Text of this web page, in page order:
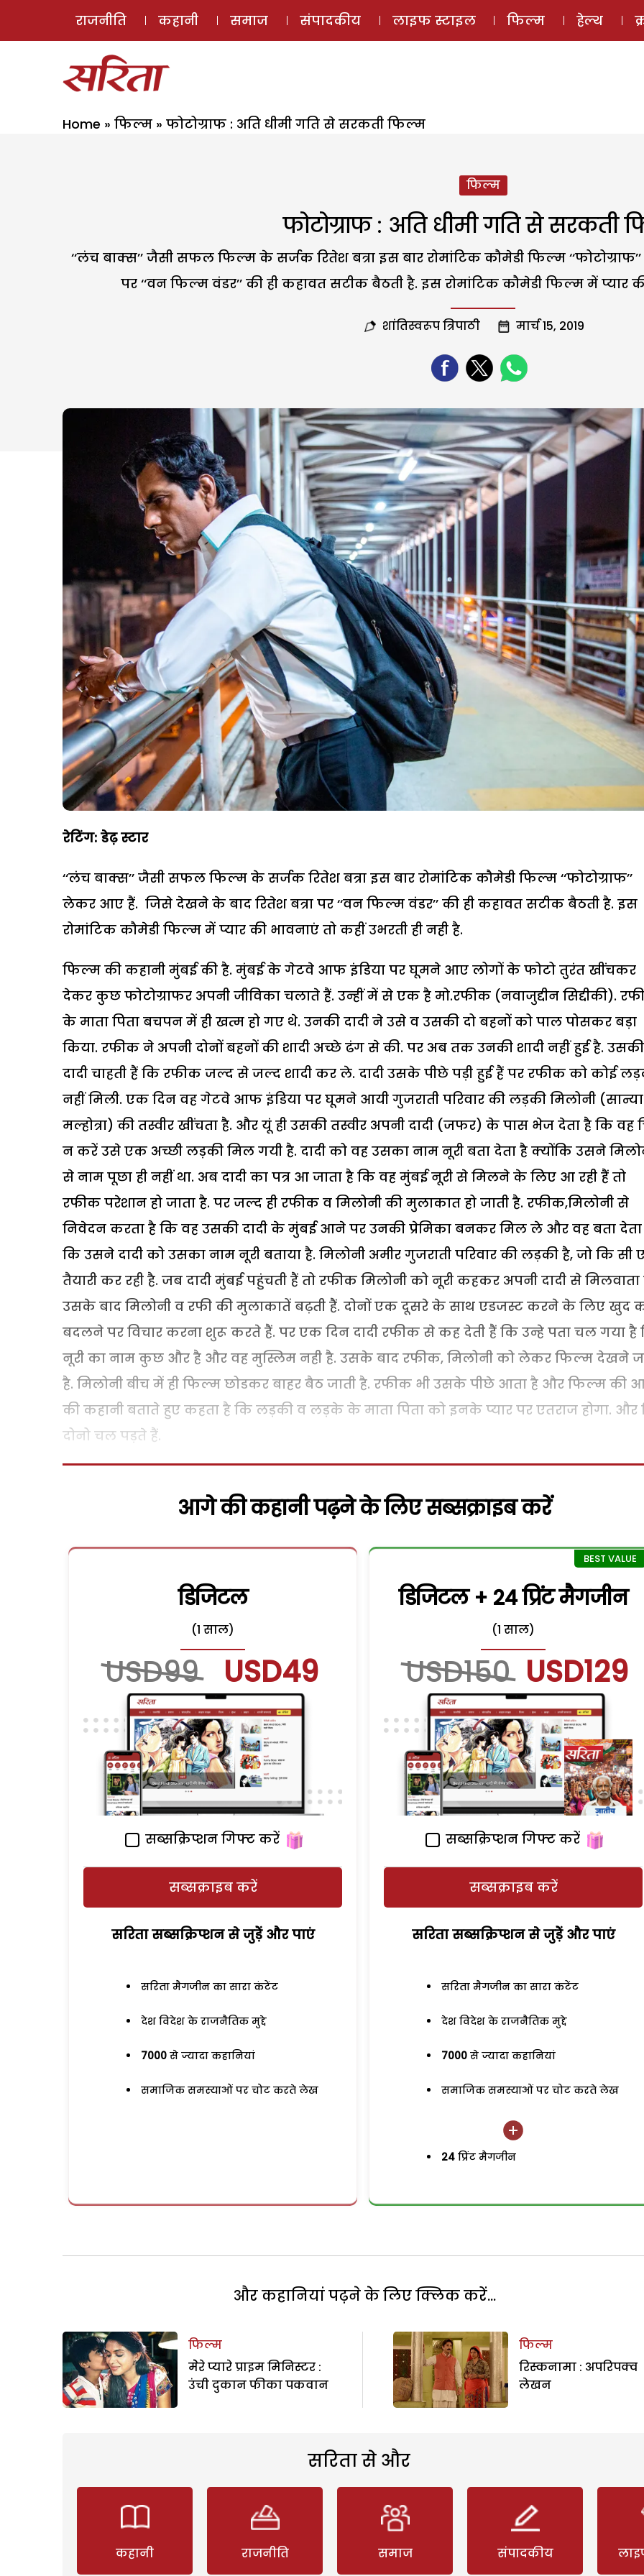
ई-मैगज़ीन
राजनीति कहानी समाज संपादकीय लाइफ स्टाइल फिल्म हेल्थ
Home » फिल्म » फोटोग्राफ : अति धीमी गति से सरकती फिल्म
फिल्म
फोटोग्राफ : अति धीमी गति से सरकती
‘‘लंच बाक्स’’ जैसी सफल फिल्म के सर्जक रितेश बत्रा इस बार रोमांटिक कौमेडी फिल्म
पर ‘‘वन फिल्म वंडर’’ की ही कहावत सटीक बैठती है. इस रोमांटिक कौमेडी फिल्म में प्यार
शांतिस्वरूप त्रिपाठी मार्च 15, 2019
रेटिंग: डेढ़ स्टार
‘‘लंच बाक्स’’ जैसी सफल फिल्म के सर्जक रितेश बत्रा इस बार रोमांटिक कौमेडी फिल्म ‘‘फोटोग्राफ’’
लेकर आए हैं. जिसे देखने के बाद रितेश बत्रा पर ‘‘वन फिल्म वंडर’’ की ही कहावत सटीक बैठती है. इस
रोमांटिक कौमेडी फिल्म में प्यार की भावनाएं तो कहीं उभरती ही नही है.
फिल्म की कहानी मुंबई की है. मुंबई के गेटवे आफ इंडिया पर घूमने आए लोगों के फोटो तुरंत खींचकर
देकर कुछ फोटोग्राफर अपनी जीविका चलाते हैं. उन्हीं में से एक है मो.रफीक (नवाजुद्दीन सिद्दीकी).
के माता पिता बचपन में ही खत्म हो गए थे. उनकी दादी ने उसे व उसकी दो बहनों को पाल पोसकर बड़ा
किया. रफीक ने अपनी दोनों बहनों की शादी अच्छे ढंग से की. पर अब तक उनकी शादी नहीं हुई है. उसकी
दादी चाहती हैं कि रफीक जल्द से जल्द शादी कर ले. दादी उसके पीछे पड़ी हुई हैं पर रफीक को कोई
नहीं मिली. एक दिन वह गेटवे आफ इंडिया पर घूमने आयी गुजराती परिवार की लड़की मिलोनी (सान्या
मल्होत्रा) की तस्वीर खींचता है. और यूं ही उसकी तस्वीर अपनी दादी (जफर) के पास भेज देता है कि वह
न करें उसे एक अच्छी लड़की मिल गयी है. दादी को वह उसका नाम नूरी बता देता है क्योंकि उसने
से नाम पूछा ही नहीं था. अब दादी का पत्र आ जाता है कि वह मुंबई नूरी से मिलने के लिए आ रही हैं तो
रफीक परेशान हो जाता है. पर जल्द ही रफीक व मिलोनी की मुलाकात हो जाती है. रफीक,मिलोनी से
निवेदन करता है कि वह उसकी दादी के मुंबई आने पर उनकी प्रेमिका बनकर मिल ले और वह बता देता
कि उसने दादी को उसका नाम नूरी बताया है. मिलोनी अमीर गुजराती परिवार की लड़की है, जो कि सी
तैयारी कर रही है. जब दादी मुंबई पहुंचती हैं तो रफीक मिलोनी को नूरी कहकर अपनी दादी से मिलवाता
उसके बाद मिलोनी व रफी की मुलाकातें बढ़ती हैं. दोनों एक दूसरे के साथ एडजस्ट करने के लिए खुद
बदलने पर विचार करना शुरू करते हैं. पर एक दिन दादी रफीक से कह देती हैं कि उन्हे पता चल गया है
नूरी का नाम कुछ और है और वह मुस्लिम नही है. उसके बाद रफीक, मिलोनी को लेकर फिल्म देखने
है. मिलोनी बीच में ही फिल्म छोडकर बाहर बैठ जाती है. रफीक भी उसके पीछे आता है और फिल्म की
की कहानी बताते हुए कहता है कि लड़की व लड़के के माता पिता को इनके प्यार पर एतराज होगा. और
दोनो चल पड़ते हैं.
आगे की कहानी पढ़ने के लिए सब्सक्राइब करें
डिजिटल
(1 साल)
USD99 USD49
सब्सक्रिप्शन गिफ्ट करें
सब्सक्राइब करें
सरिता सब्सक्रिप्शन से जुड़ेें और पाएं
सरिता मैगजीन का सारा कंटेंट
देश विदेश के राजनैतिक मुद्दे
7000 से ज्यादा कहानियां
समाजिक समस्याओं पर चोट करते लेख
डिजिटल + 24 प्रिंट मैगजीन
(1 साल)
USD150 USD129
सब्सक्रिप्शन गिफ्ट करें
सब्सक्राइब करें
सरिता सब्सक्रिप्शन से जुड़ेें और पाएं
सरिता मैगजीन का सारा कंटेंट
देश विदेश के राजनैतिक मुद्दे
7000 से ज्यादा कहानियां
समाजिक समस्याओं पर चोट करते लेख
24 प्रिंट मैगजीन
और कहानियां पढ़ने के लिए क्लिक करें...
फिल्म
मेेरे प्यारे प्राइम मिनिस्टर :
उंची दुकान फीका पकवान
फिल्म
रिस्कनामा : अपरिपक्व
लेखन
सरिता से और
कहानी राजनीति समाज संपादकीय